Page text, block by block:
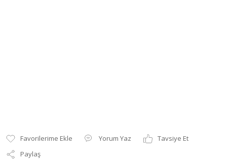
Yorum Yaz
Tavsiye Et
Paylaş